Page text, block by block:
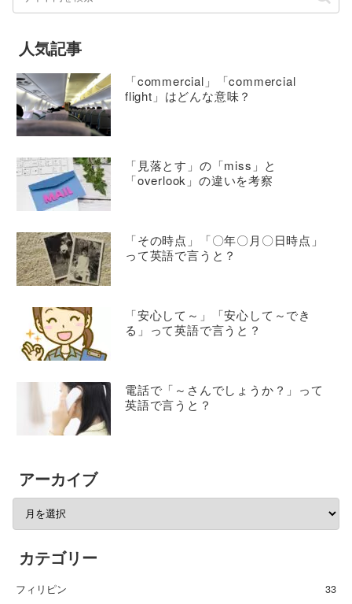
人気記事
「commercial」「commercial
flight」はどんな意味？
「見落とす」の「miss」と
「overlook」の違いを考察
「その時点」「〇年〇月〇日時点」
って英語で言うと？
「安心して～」「安心して～でき
る」って英語で言うと？
電話で「～さんでしょうか？」って
英語で言うと？
アーカイブ
カテゴリー
フィリピン
33